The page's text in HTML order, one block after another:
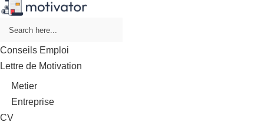
Conseils Emploi
Lettre de Motivation
Metier
Entreprise
CV